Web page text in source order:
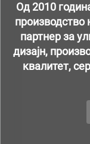
Од 2010
партнер за
дизајн,
квалитет,